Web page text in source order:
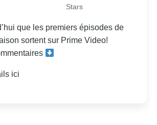
Stars
que les premiers épisodes de
sortent sur Prime Video!
ici